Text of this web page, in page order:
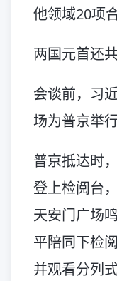
他领域20项
两国元首还
会谈前，习
场为普京举
普京抵达时
登上检阅台
天安门广场
平陪同下检
并观看分列式